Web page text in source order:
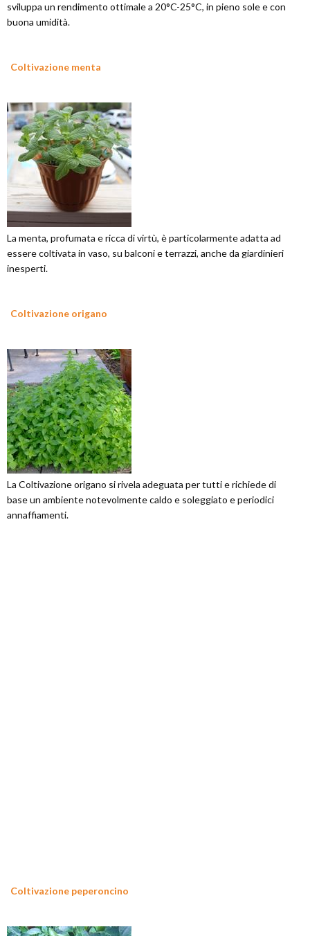
sviluppa un rendimento ottimale a 20°C-25°C, in pieno sole e con
buona umidità.
Coltivazione menta
La menta, profumata e ricca di virtù, è particolarmente adatta ad
essere coltivata in vaso, su balconi e terrazzi, anche da giardinieri
inesperti.
Coltivazione origano
La Coltivazione origano si rivela adeguata per tutti e richiede di
base un ambiente notevolmente caldo e soleggiato e periodici
annaffiamenti.
Coltivazione peperoncino